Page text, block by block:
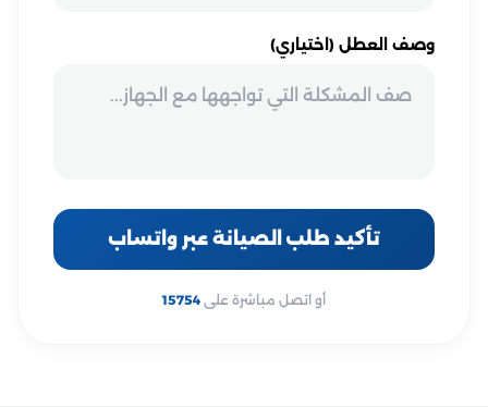
وصف العطل (اختياري)
تأكيد طلب الصيانة عبر واتساب
أو اتصل مباشرة على 15754